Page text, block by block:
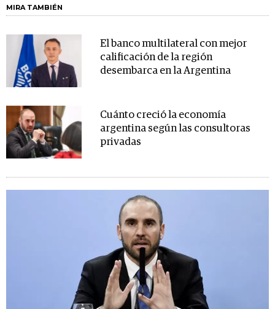
MIRA TAMBIÉN
El banco multilateral con mejor
calificación de la región
desembarca en la Argentina
Cuánto creció la economía
argentina según las consultoras
privadas